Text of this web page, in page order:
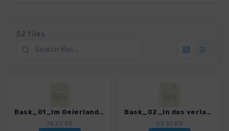
52 files
Bask_01_Im Geierland von Valderejo_0252_1.gpx
76.22 KB
Bask_02_In das verlassene Dorf von Ribera_0252_1.gpx
52.81 KB